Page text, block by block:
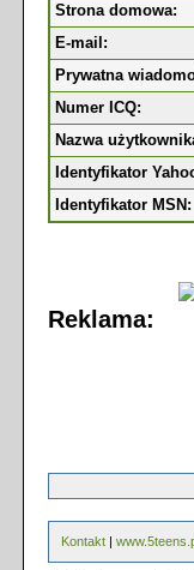
Strona domowa:
E-mail:
Prywatna
Numer ICQ:
Nazwa
Identyfikator
Identyfikator MSN:
Reklama:
Kontakt |